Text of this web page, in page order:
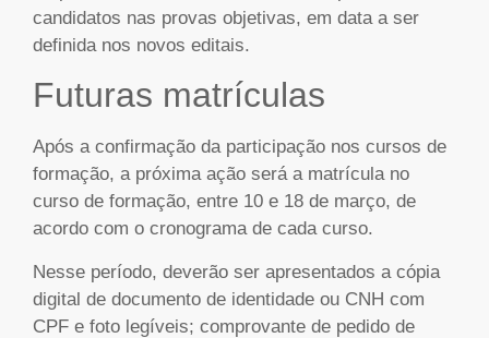
candidatos nas provas objetivas, em data a ser
definida nos novos editais.
Futuras matrículas
Após a confirmação da participação nos cursos de
formação, a próxima ação será a matrícula no
curso de formação, entre 10 e 18 de março, de
acordo com o cronograma de cada curso.
Nesse período, deverão ser apresentados a cópia
digital de documento de identidade ou CNH com
CPF e foto legíveis; comprovante de pedido de